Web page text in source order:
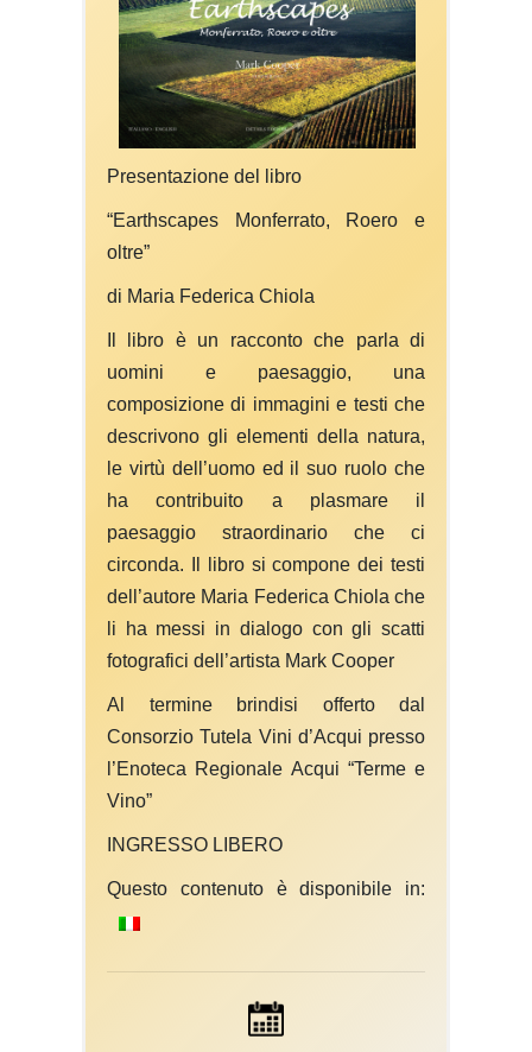
Presentazione del libro
“Earthscapes Monferrato, Roero e
oltre”
di Maria Federica Chiola
Il libro è un racconto che parla di
uomini e paesaggio, una
composizione di immagini e testi che
descrivono gli elementi della natura,
le virtù dell’uomo ed il suo ruolo che
ha contribuito a plasmare il
paesaggio straordinario che ci
circonda. Il libro si compone dei testi
dell’autore Maria Federica Chiola che
li ha messi in dialogo con gli scatti
fotografici dell’artista Mark Cooper
Al termine brindisi offerto dal
Consorzio Tutela Vini d’Acqui presso
l’Enoteca Regionale Acqui “Terme e
Vino”
INGRESSO LIBERO
Questo contenuto è disponibile in: